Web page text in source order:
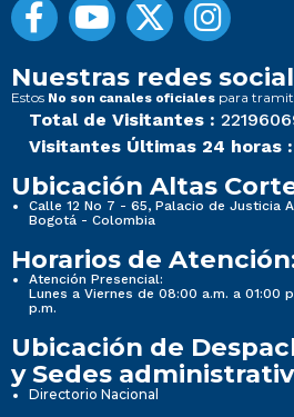
Nuestras redes
Estos No son canales oficiales para
Total de Visitantes :
Visitantes Últimas 24 horas :
Ubicación Altas
Calle 12 No 7 - 65, Palacio de Justicia
Bogotá - Colombia
Horarios de
Atención Presencial:
Lunes a Viernes de 08:00 a.m. a 01:00
p.m.
Ubicación de
y Sedes
Directorio Nacional